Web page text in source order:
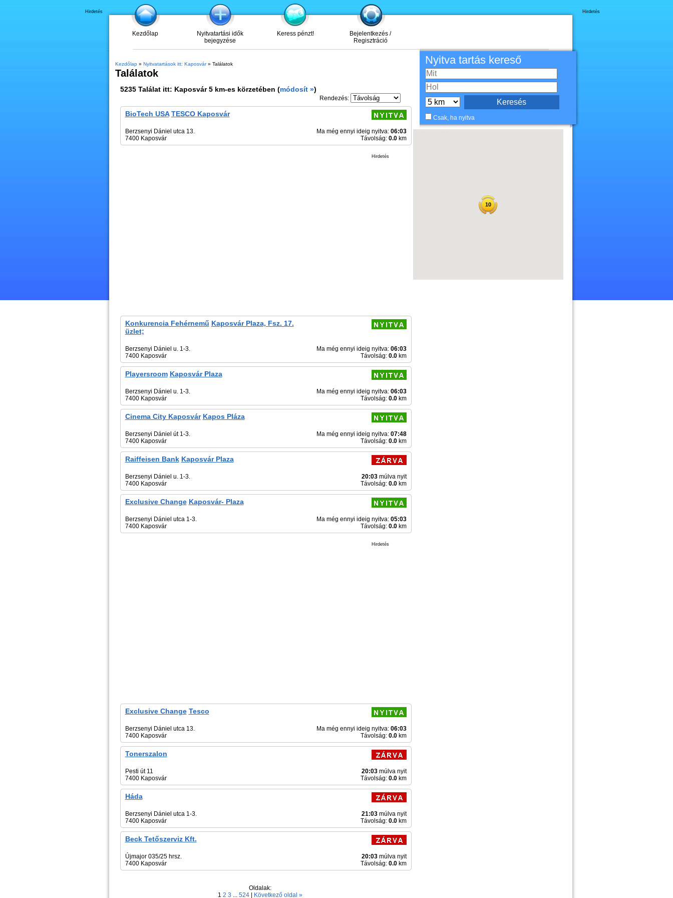
Kezdőlap
Nyitvatartási idők
bejegyzése
Keress pénzt!
Bejelentkezés /
Regisztráció
Hirdetés
Kezdőlap» Nyitvatartások itt: Kaposvár» Találatok
Találatok
5235Találat itt: Kaposvár5 km-es körzetében (módosít »)
Rendezés:
BioTech USA TESCO Kaposvár
Berzsenyi Dániel utca 13.
7400 Kaposvár
Ma még ennyi ideig nyitva: 06:03
Távolság: 0.0km
Hirdetés
Konkurencia Fehérnemű Kaposvár Plaza, Fsz. 17.
üzlet;
Berzsenyi Dániel u. 1-3.
7400 Kaposvár
Ma még ennyi ideig nyitva: 06:03
Távolság: 0.0km
Playersroom Kaposvár Plaza
Berzsenyi Dániel u. 1-3.
7400 Kaposvár
Ma még ennyi ideig nyitva: 06:03
Távolság: 0.0km
Cinema City Kaposvár Kapos Pláza
Berzsenyi Dániel út 1-3.
7400 Kaposvár
Ma még ennyi ideig nyitva: 07:48
Távolság: 0.0km
Raiffeisen Bank Kaposvár Plaza
Berzsenyi Dániel u. 1-3.
7400 Kaposvár
20:03múlva nyit
Távolság: 0.0km
Exclusive Change Kaposvár- Plaza
Berzsenyi Dániel utca 1-3.
7400 Kaposvár
Ma még ennyi ideig nyitva: 05:03
Távolság: 0.0km
Hirdetés
Exclusive Change Tesco
Berzsenyi Dániel utca 13.
7400 Kaposvár
Ma még ennyi ideig nyitva: 06:03
Távolság: 0.0km
Tonerszalon
Pesti út 11
7400 Kaposvár
20:03múlva nyit
Távolság: 0.0km
Háda
Berzsenyi Dániel utca 1-3.
7400 Kaposvár
21:03múlva nyit
Távolság: 0.0km
Beck Tetőszerviz Kft.
Újmajor 035/25 hrsz.
7400 Kaposvár
20:03múlva nyit
Távolság: 0.0km
Oldalak:
1 2 3 ... 524 Következő oldal »
Hirdetés
Nyitva tartás kereső
Csak, ha nyitva
10